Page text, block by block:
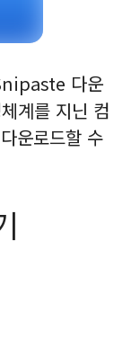
다운
계를 지닌 컴
운로드할 수